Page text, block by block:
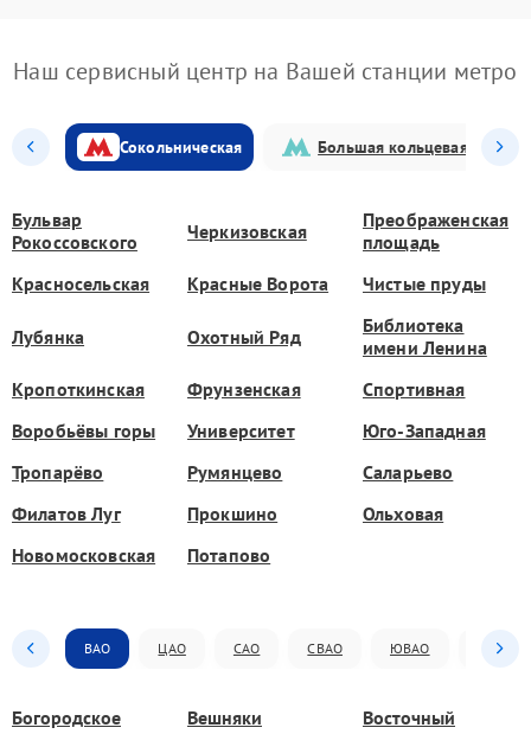
Наш сервисный центр на Вашей станции метро
Сокольническая Большая кольцевая
Бульвар
Рокоссовского
Черкизовская
Преображенская
площадь
Красносельская
Красные Ворота Чистые пруды
Лубянка Охотный Ряд
Библиотека
имени Ленина
Кропоткинская
Фрунзенская
Спортивная
Воробьёвы горы
Университет
Юго-Западная
Тропарёво
Румянцево
Саларьево
Филатов Луг
Прокшино
Ольховая
Новомосковская
Потапово
ВАО ЦАО САО СВАО ЮВАО ЮАО
Богородское Вешняки Восточный